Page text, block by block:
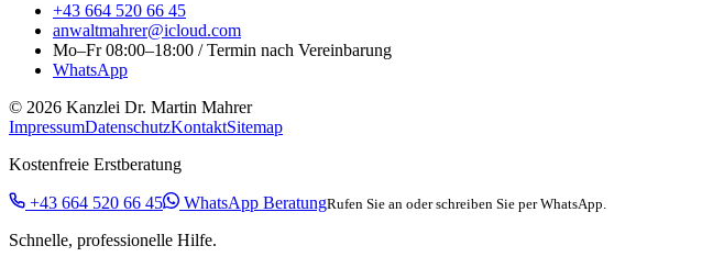
+43 664 520 66 45
anwaltmahrer@icloud.com
Mo–Fr 08:00–18:00 / Termin nach Vereinbarung
WhatsApp
© 2026 Kanzlei Dr. Martin Mahrer
ImpressumDatenschutzKontaktSitemap
Kostenfreie Erstberatung
+43 664 520 66 45 WhatsApp BeratungRufen Sie an oder schreiben Sie per WhatsApp.
Schnelle, professionelle Hilfe.